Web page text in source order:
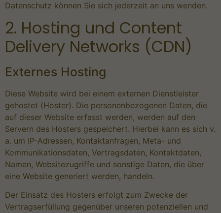
Datenschutz können Sie sich jederzeit an uns wenden.
2. Hosting und Content
Delivery Networks (CDN)
Externes Hosting
Diese Website wird bei einem externen Dienstleister
gehostet (Hoster). Die personenbezogenen Daten, die
auf dieser Website erfasst werden, werden auf den
Servern des Hosters gespeichert. Hierbei kann es sich v.
a. um IP-Adressen, Kontaktanfragen, Meta- und
Kommunikationsdaten, Vertragsdaten, Kontaktdaten,
Namen, Websitezugriffe und sonstige Daten, die über
eine Website generiert werden, handeln.
Der Einsatz des Hosters erfolgt zum Zwecke der
Vertragserfüllung gegenüber unseren potenziellen und